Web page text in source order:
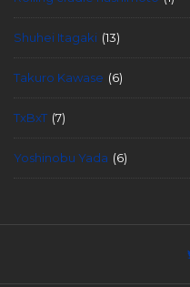
Shuhei Itagaki (13)
Takuro Kawase (6)
TxBxT (7)
Yoshinobu Yada (6)